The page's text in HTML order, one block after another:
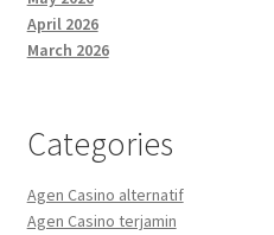
April 2026
March 2026
Categories
Agen Casino alternatif
Agen Casino terjamin